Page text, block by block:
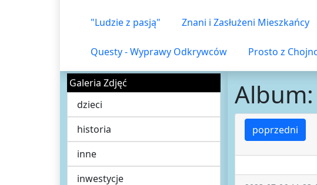
"Ludzie z pasją" Znani i Zasłużeni Mieszkańcy
Questy - Wyprawy Odkrywców Prosto z
Galeria Zdjęć
dzieci
historia
inne
inwestycje
poprzedni